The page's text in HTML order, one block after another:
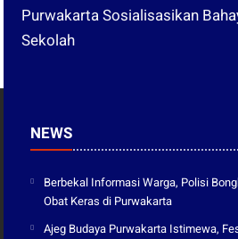
Purwakarta Sosialisasikan
Sekolah
NEWS
Berbekal Informasi Warga, Polisi
Obat Keras di Purwakarta
Ajeg Budaya Purwakarta Istimewa,